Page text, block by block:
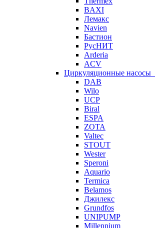
BAXI
Лемакс
Navien
Бастион
РусНИТ
Arderia
ACV
Циркуляционные насосы
DAB
Wilo
UCP
Biral
ESPA
ZOTA
Valtec
STOUT
Wester
Speroni
Aquario
Termica
Belamos
Джилекс
Grundfos
UNIPUMP
Millennium